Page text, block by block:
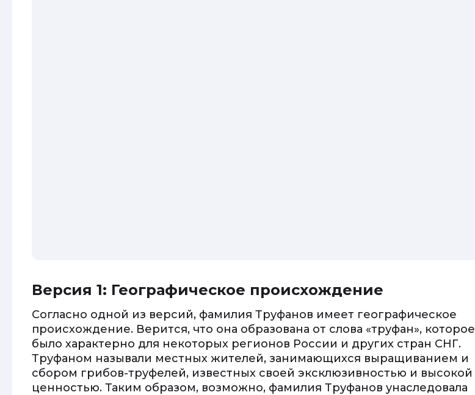
Версия 1: Географическое происхождение
Согласно одной из версий, фамилия Труфанов имеет географическое
происхождение. Верится, что она образована от слова «труфан», которое
было характерно для некоторых регионов России и других стран СНГ.
Труфаном называли местных жителей, занимающихся выращиванием и
сбором грибов-труфелей, известных своей эксклюзивностью и высокой
ценностью. Таким образом, возможно, фамилия Труфанов унаследовала